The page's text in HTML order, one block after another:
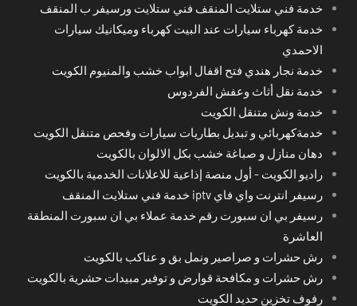
خدمة فني ستلايت المنقف فني ستلايت ورسيفر ب المنقف
خدمة كهرباء سيارات عند البيت كهرباء وميكانيك سيارات
الاحمدي
خدمة نجار هندي فتح اقفال ابواب خشب والمنيوم الكويت
خدمة نقل أثاث وعفش الفردوس
خدمة ونش متنقل الكويت
خدمةكهربائي و تبديل بطاريات سيارات وفحص متنقل الكويت
دهان منازل و صباغة خشب بكل الالوان بالكويت
راديو الكويت - أول منصة إذاعية للاعلانات الخدمية بالكويت
رسيفر انترنت واي فاي iptv خدمة فني ستلايت المنقف
رسيفر بي ان سبورت رقم خدمة عملاء بي ان سبورت المنطقة
العاشرة
رش حشرات و صراصير ونمل بق و عناكب بالكويت
رش حشرات و مكافحة قوارض و توفير مبيدات حشرية بالكويت
رفوف تخزين حديد الكويت